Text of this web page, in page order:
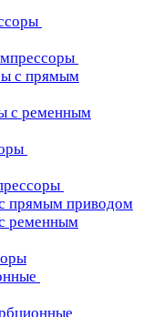
с прямым
с ременным
прямым приводом
ременным